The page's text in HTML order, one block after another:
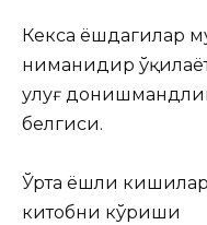
Кекса ёшдагилар
ниманидир
улуғ
белгиси.
Ўрта ёшли
китобни кўриши